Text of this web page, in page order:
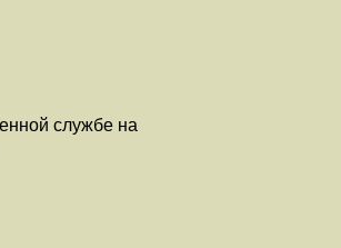
службе на